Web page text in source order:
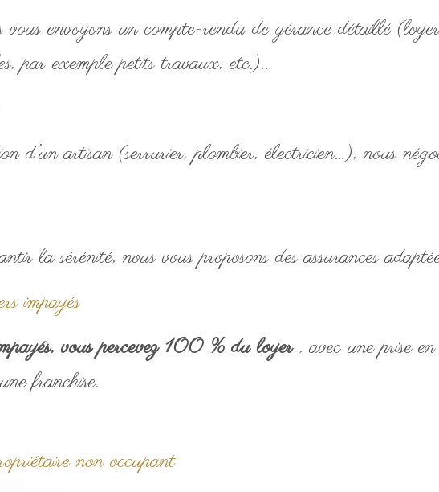
envoyons un compte-rendu de gérance détaillé
par exemple petits travaux, etc.)..
d’un artisan (serrurier, plombier, électricien…), nous
la sérénité, nous vous proposons des assurances
impayés
vous percevez 100 % du loyer, avec une prise
franchise.
non occupant